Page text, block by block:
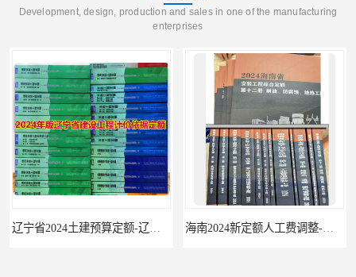
Development, design, production and sales in one of the manufacturing
enterprises